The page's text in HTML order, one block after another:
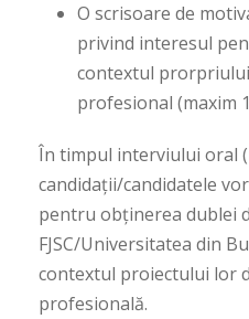
O scrisoare de
privind interesul
contextul
profesional (maxim
În timpul interviului oral
candidații/candidatele
pentru obținerea dublei
FJSC/Universitatea din
contextul proiectului lor
profesională.